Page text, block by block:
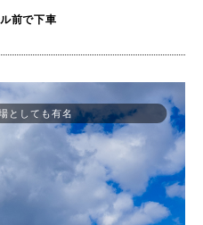
前で下車
としても有名